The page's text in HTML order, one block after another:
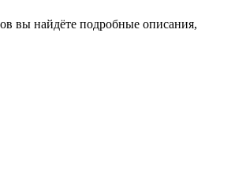
вы найдёте подробные описания,